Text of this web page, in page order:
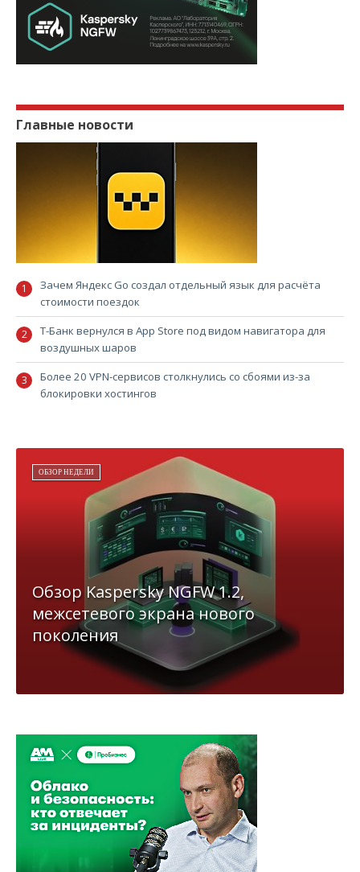
Главные новости
Зачем Яндекс Go создал отдельный язык для расчёта
стоимости поездок
Т-Банк вернулся в App Store под видом навигатора для
воздушных шаров
Более 20 VPN-сервисов столкнулись со сбоями из-за
блокировки хостингов
ОБЗОР НЕДЕЛИ
Обзор Kaspersky NGFW 1.2,
межсетевого экрана нового
поколения